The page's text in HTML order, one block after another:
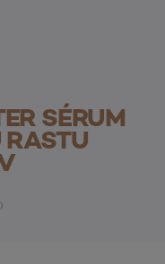
SÉRUM
RASTU